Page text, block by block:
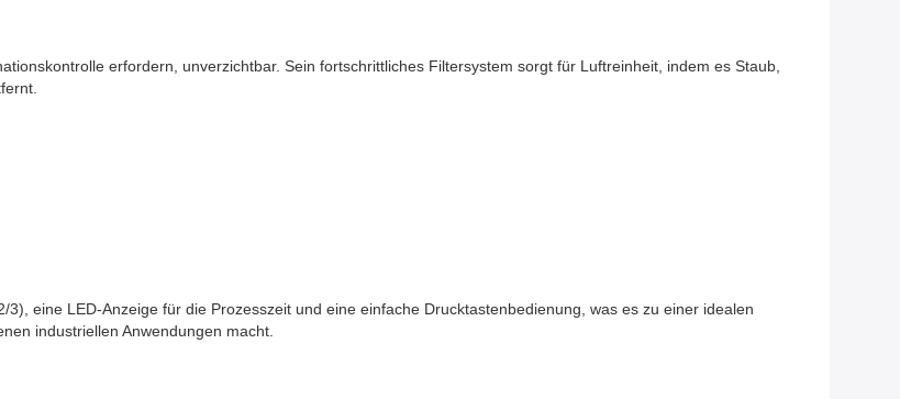
erfordern, unverzichtbar. Sein fortschrittliches Filtersystem sorgt für Luftreinheit, indem es Staub,
eine LED-Anzeige für die Prozesszeit und eine einfache Drucktastenbedienung, was es zu einer idealen
industriellen Anwendungen macht.